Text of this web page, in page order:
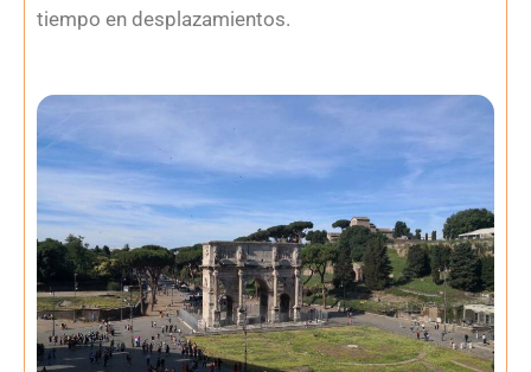
tiempo en desplazamientos.